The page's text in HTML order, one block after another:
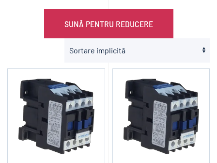
SUNĂ PENTRU REDUCERE